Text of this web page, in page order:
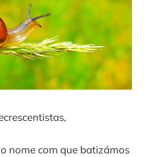
o nome com que batizámos